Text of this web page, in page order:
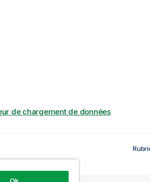
de chargement de données